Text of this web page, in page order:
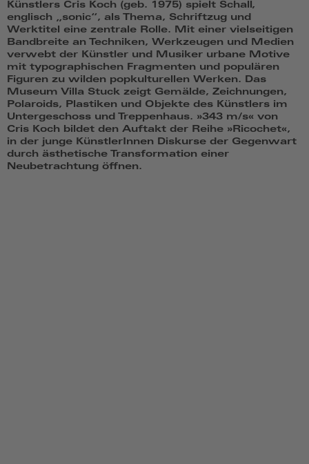
140
cm,
Acryl,
Papier,
Sprühlack,
Tusche
auf
Leinwand,
Cris
Koch
Künstlers Cris Koch (geb. 1975) spielt Schall,
englisch „sonic“, als Thema, Schriftzug und
Werktitel eine zentrale Rolle. Mit einer vielseitigen
Bandbreite an Techniken, Werkzeugen und Medien
verwebt der Künstler und Musiker urbane Motive
mit typographischen Fragmenten und populären
Figuren zu wilden popkulturellen Werken. Das
Museum Villa Stuck zeigt Gemälde, Zeichnungen,
Polaroids, Plastiken und Objekte des Künstlers im
Untergeschoss und Treppenhaus. »343 m/s« von
Cris Koch bildet den Auftakt der Reihe »Ricochet«,
in der junge KünstlerInnen Diskurse der Gegenwart
durch ästhetische Transformation einer
Neubetrachtung öffnen.